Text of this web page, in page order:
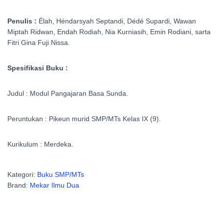
Penulis : Élah, Héndarsyah Septandi, Dédé Supardi, Wawan
Miptah Ridwan, Endah Rodiah, Nia Kurniasih, Emin Rodiani, sarta
Fitri Gina Fuji Nissa
Spesifikasi Buku :
Judul : Modul Pangajaran Basa Sunda
Peruntukan : Pikeun murid SMP/MTs Kelas IX (9)
Kurikulum : Merdeka.
Kategori: Buku SMP/MTs
Brand: Mekar Ilmu Dua